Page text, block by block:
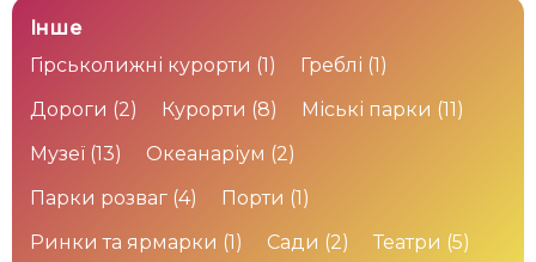
Інше
Гірськолижні курорти (1) Греблі (1)
Дороги (2) Курорти (8) Міські парки (11)
Музеї (13) Океанаріум (2)
Парки розваг (4) Порти (1)
Ринки та ярмарки (1) Сади (2) Театри (5)